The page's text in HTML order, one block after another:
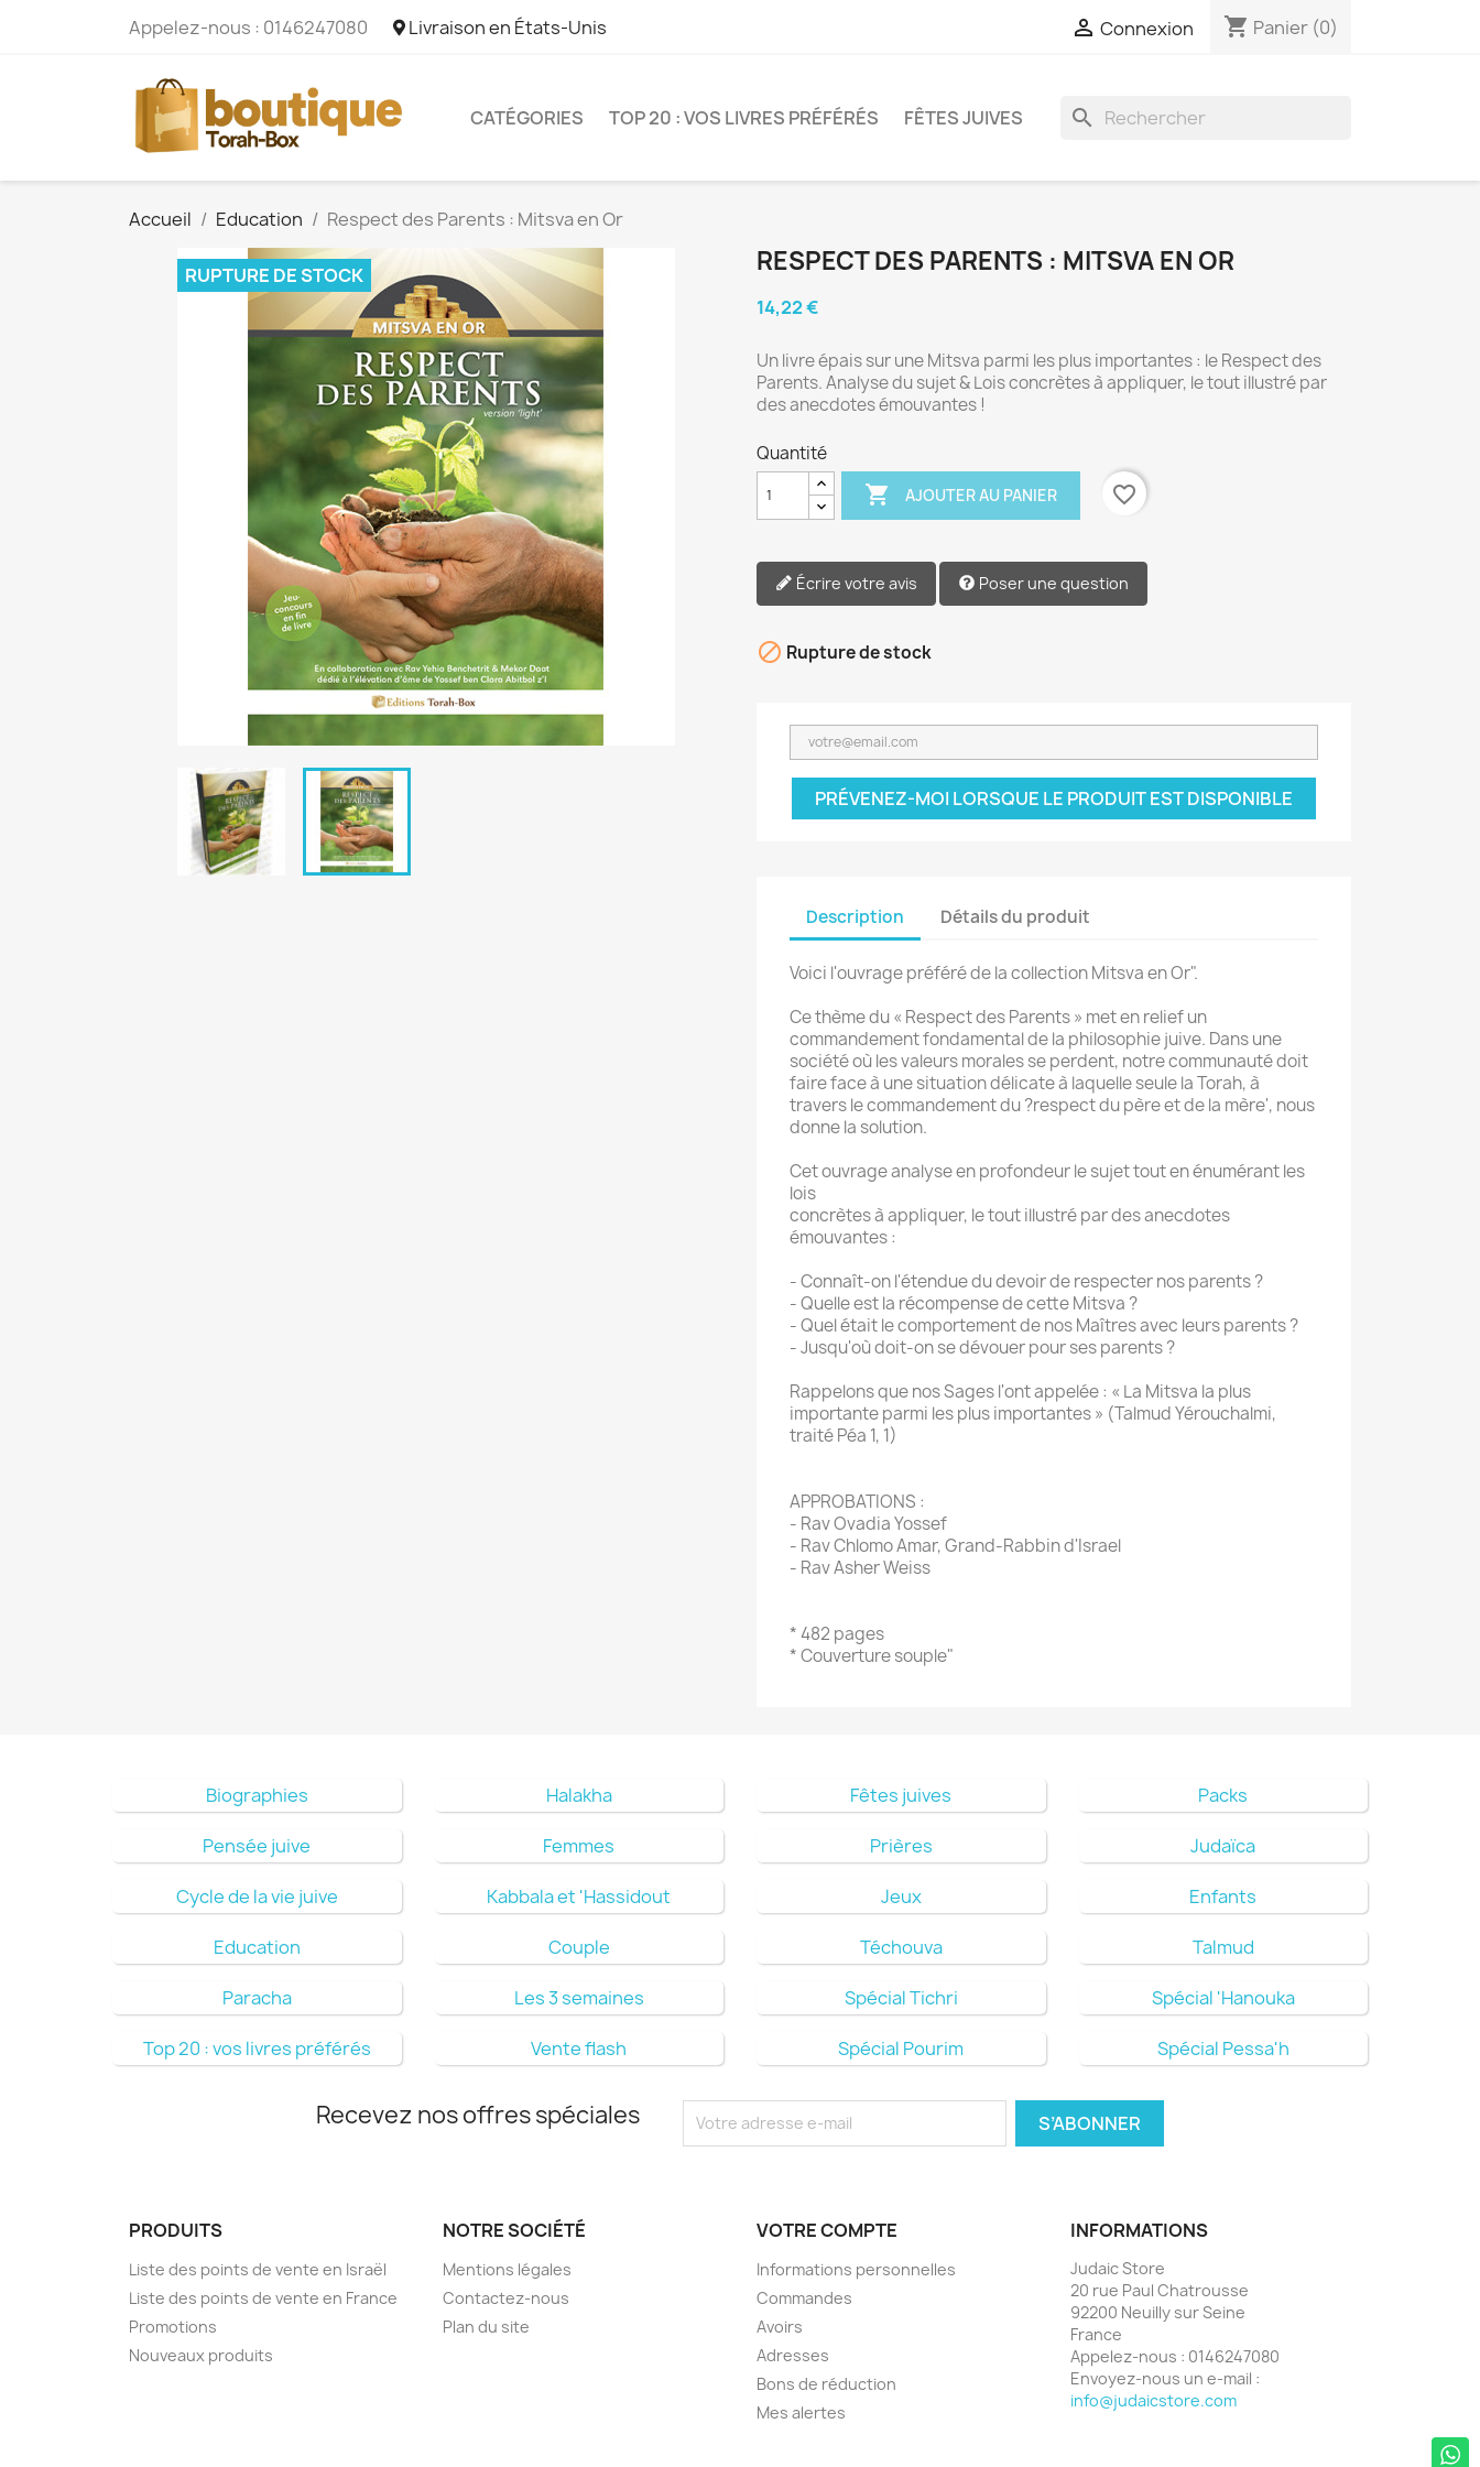
Appelez-nous : 0146247080 Livraison en États-Unis  Connexion shopping_cart Panier (0)
CATÉGORIES TOP 20 : VOS LIVRES PRÉFÉRÉS FÊTES JUIVES search
Accueil Education Respect des Parents : Mitsva en Or
RUPTURE DE STOCK RESPECT DES PARENTS : MITSVA EN OR
14,22 €
Un livre épais sur une Mitsva parmi les plus importantes : le Respect des
Parents. Analyse du sujet & Lois concrètes à appliquer, le tout illustré par
des anecdotes émouvantes !
Quantité
 AJOUTER AU PANIER favorite_border
Écrire votre avis Poser une question
 Rupture de stock
PRÉVENEZ-MOI LORSQUE LE PRODUIT EST DISPONIBLE
Description Détails du produit
Voici l'ouvrage préféré de la collection Mitsva en Or".
Ce thème du « Respect des Parents » met en relief un
commandement fondamental de la philosophie juive. Dans une
société où les valeurs morales se perdent, notre communauté doit
faire face à une situation délicate à laquelle seule la Torah, à
travers le commandement du ?respect du père et de la mère', nous
donne la solution.
Cet ouvrage analyse en profondeur le sujet tout en énumérant les
lois
concrètes à appliquer, le tout illustré par des anecdotes
émouvantes :
- Connaît-on l'étendue du devoir de respecter nos parents ?
- Quelle est la récompense de cette Mitsva ?
- Quel était le comportement de nos Maîtres avec leurs parents ?
- Jusqu'où doit-on se dévouer pour ses parents ?
Rappelons que nos Sages l'ont appelée : « La Mitsva la plus
importante parmi les plus importantes » (Talmud Yérouchalmi,
traité Péa 1, 1)
APPROBATIONS :
- Rav Ovadia Yossef
- Rav Chlomo Amar, Grand-Rabbin d'Israel
- Rav Asher Weiss
* 482 pages
* Couverture souple"
Biographies Halakha Fêtes juives Packs
Pensée juive Femmes Prières Judaïca
Cycle de la vie juive Kabbala et 'Hassidout Jeux Enfants
Education Couple Téchouva Talmud
Paracha Les 3 semaines Spécial Tichri Spécial 'Hanouka
Top 20 : vos livres préférés Vente flash Spécial Pourim Spécial Pessa'h
Recevez nos offres spéciales
PRODUITS
Liste des points de vente en Israël
Liste des points de vente en France
Promotions
Nouveaux produits
NOTRE SOCIÉTÉ
Mentions légales
Contactez-nous
Plan du site
VOTRE COMPTE
Informations personnelles
Commandes
Avoirs
Adresses
Bons de réduction
Mes alertes
INFORMATIONS
Judaic Store
20 rue Paul Chatrousse
92200 Neuilly sur Seine
France
Appelez-nous : 0146247080
Envoyez-nous un e-mail :
info@judaicstore.com